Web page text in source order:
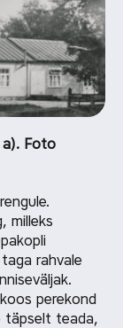
a). Foto
milleks
rahvale
perekond
täpselt teada,